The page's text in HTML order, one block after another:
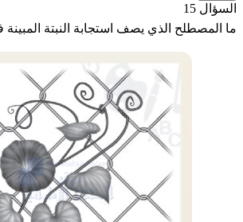
السؤال 15
ما المصطلح الذي يصف استجابة النبتة